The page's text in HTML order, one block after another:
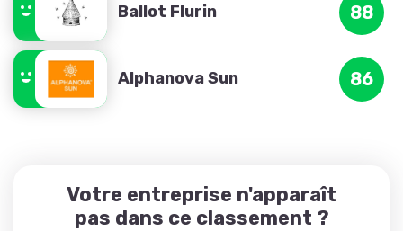
Ballot Flurin 88
Alphanova Sun 86
Votre entreprise n'apparaît
pas dans ce classement ?